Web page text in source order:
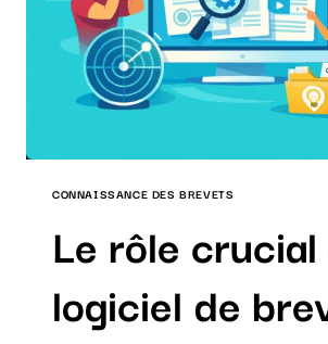
CONNAISSANCE DES BREVETS
Le rôle
logiciel de